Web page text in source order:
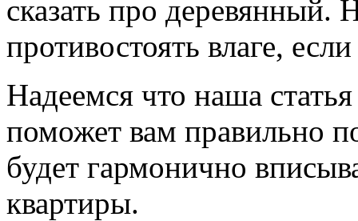
сказать про
противостоять влаге,
Надеемся что наша
поможет вам правильно
будет гармонично
квартиры.